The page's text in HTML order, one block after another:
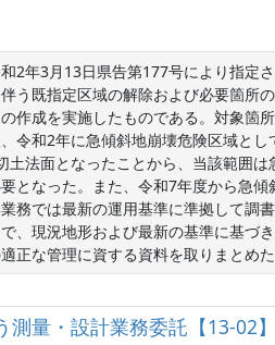
2年3月13日県告第177号により指定
う既指定区域の解除および必要箇所
作成を実施したものである。対象箇
令和2年に急傾斜地崩壊危険区域と
土法面となったことから、当該範囲
となった。また、令和7年度から急
務では最新の運用基準に準拠して調
、現況地形および最新の基準に基づ
正な管理に資する資料を取りまとめた
量・設計業務委託【13-02】